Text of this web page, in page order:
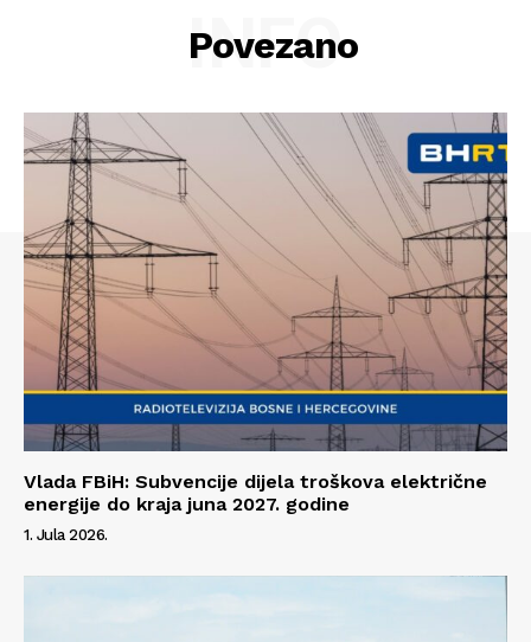
Povezano
INFO
Vlada FBiH: Subvencije dijela troškova električne
energije do kraja juna 2027. godine
1. Jula 2026.